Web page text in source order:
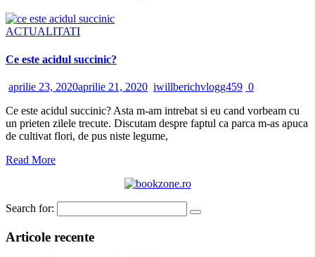
ACTUALITATI
Ce este acidul succinic?
aprilie 23, 2020aprilie 21, 2020 iwillberichvlogg459 0
Ce este acidul succinic? Asta m-am intrebat si eu cand vorbeam cu
un prieten zilele trecute. Discutam despre faptul ca parca m-as apuca
de cultivat flori, de pus niste legume,
Read More
Search for:
Articole recente